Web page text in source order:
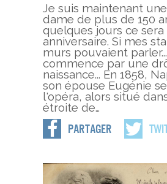
Je suis maintenant
dame de plus de 150
quelques jours ce sera
anniversaire. Si mes
murs pouvaient
commence par une
naissance... En 1858,
son épouse Eugénie
l'opéra, alors situé
étroite de…
Partager